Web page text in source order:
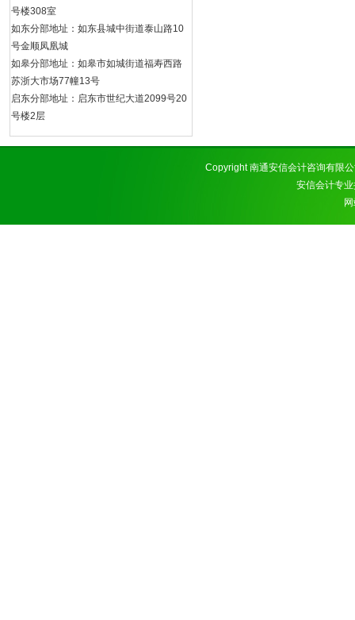
号楼308室
如东分部地址：如东县城中街道泰山路10
号金顺凤凰城
如皋分部地址：如皋市如城街道福寿西路
苏浙大市场77幢13号
启东分部地址：启东市世纪大道2099号20
号楼2层
Copyright 南通安信会计咨询有限
安信会计专